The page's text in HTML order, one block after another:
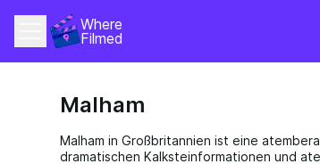
Where
Filmed
Malham
Malham in Großbritannien ist eine
dramatischen Kalksteinformationen und